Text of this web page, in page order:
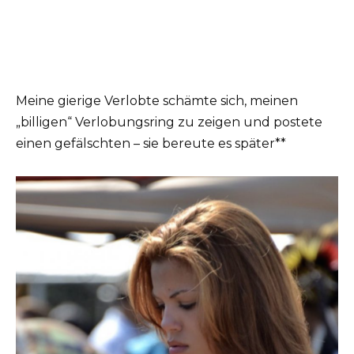
Meine gierige Verlobte schämte sich, meinen
„billigen“ Verlobungsring zu zeigen und postete
einen gefälschten – sie bereute es später**